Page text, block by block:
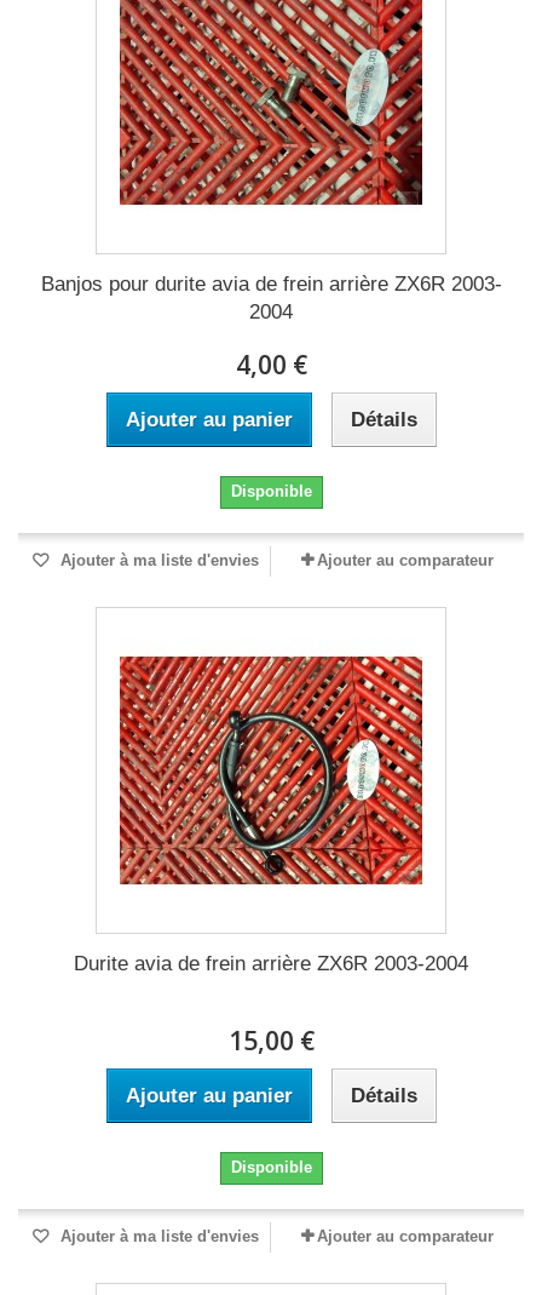
Banjos pour durite avia de frein arrière ZX6R 2003-
2004
4,00 €
Ajouter au panier Détails
Disponible
Ajouter à ma liste d'envies Ajouter au comparateur
Durite avia de frein arrière ZX6R 2003-2004
15,00 €
Ajouter au panier Détails
Disponible
Ajouter à ma liste d'envies Ajouter au comparateur